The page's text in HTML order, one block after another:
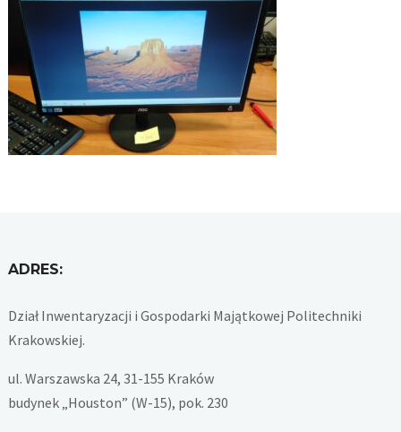
ADRES:
Dział Inwentaryzacji i Gospodarki Majątkowej Politechniki
Krakowskiej.
ul. Warszawska 24, 31-155 Kraków
budynek „Houston” (W-15), pok. 230